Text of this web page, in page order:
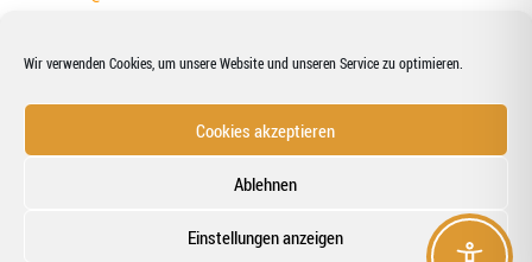
Wir verwenden Cookies, um unsere Website und unseren Service zu optimieren.
Cookies akzeptieren
Ablehnen
Einstellungen anzeigen
Kontakt